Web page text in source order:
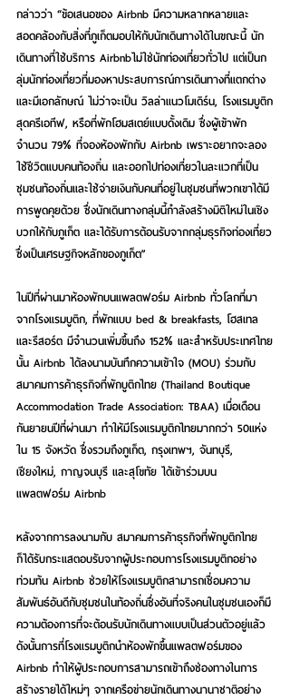
กล่าวว่า “ข้อเสนอของ Airbnb มีความหลากหลายและ
สอดคล้องกับสิ่งที่ภูเก็ตมอบให้กับนักเดินทางได้ในขณะนี้ นัก
เดินทางที่ใช้บริการ Airbnbไม่ใช่นักท่องเที่ยวทั่วไป แต่เป็นก
ลุ่มนักท่องเที่ยวที่มองหาประสบการณ์การเดินทางที่แตกต่าง
และมีเอกลักษณ์ ไม่ว่าจะเป็น วิลล่าแนวโมเดิร์น, โรงแรมบูติก
สุดครีเอทีฟ, หรือที่พักโฮมสเตย์แบบดั้งเดิม ซึ่งผู้เข้าพัก
จำนวน 79% ที่จองห้องพักกับ Airbnb เพราะอยากจะลอง
ใช้ชีวิตแบบคนท้องถิ่น และออกไปท่องเที่ยวในละแวกที่เป็น
ชุมชนท้องถิ่นและใช้จ่ายเงินกับคนที่อยู่ในชุมชนที่พวกเขาได้มี
การพูดคุยด้วย ซึ่งนักเดินทางกลุ่มนี้กำลังสร้างมิติใหม่ในเชิง
บวกให้กับภูเก็ต และได้รับการต้อนรับจากกลุ่มธุรกิจท่องเที่ยว
ซึ่งเป็นเศรษฐกิจหลักของภูเก็ต”
ในปีที่ผ่านมาห้องพักบนแพลตฟอร์ม Airbnb ทั่วโลกที่มา
จากโรงแรมบูติก, ที่พักแบบ bed & breakfasts, โฮสเทล
และรีสอร์ต มีจำนวนเพิ่มขึ้นถึง 152% และสำหรับประเทศไทย
นั้น Airbnb ได้ลงนามบันทึกความเข้าใจ (MOU) ร่วมกับ
สมาคมการค้าธุรกิจที่พักบูติกไทย (Thailand Boutique
Accommodation Trade Association: TBAA) เมื่อเดือน
กันยายนปีที่ผ่านมา ทำให้มีโรงแรมบูติกไทยมากกว่า 50แห่ง
ใน 15 จังหวัด ซึ่งรวมถึงภูเก็ต, กรุงเทพฯ, จันทบุรี,
เชียงใหม่, กาญจนบุรี และสุโขทัย ได้เข้าร่วมบน
แพลตฟอร์ม Airbnb
หลังจากการลงนามกับ สมาคมการค้าธุรกิจที่พักบูติกไทย
ก็ได้รับกระแสตอบรับจากผู้ประกอบการโรงแรมบูติกอย่าง
ท่วมท้น Airbnb ช่วยให้โรงแรมบูติกสามารถเชื่อมความ
สัมพันธ์อันดีกับชุมชนในท้องถิ่นซึ่งอันที่จริงคนในชุมชนเองก็มี
ความต้องการที่จะต้อนรับนักเดินทางแบบเป็นส่วนตัวอยู่แล้ว
ดังนั้นการที่โรงแรมบูติกนำห้องพักขึ้นแพลตฟอร์มของ
Airbnb ทำให้ผู้ประกอบการสามารถเข้าถึงช่องทางในการ
สร้างรายได้ใหม่ๆ จากเครือข่ายนักเดินทางนานาชาติอย่าง